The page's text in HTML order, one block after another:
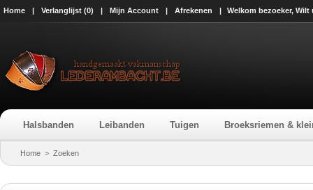
Home | Verlanglijst (0) | Mijn Account | Afrekenen | Welkom bezoeker, Wilt
Halsbanden Leibanden Tuigen Broeksriemen &
Home > Zoeken